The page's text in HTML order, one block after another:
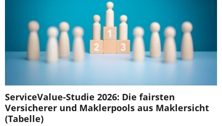
ServiceValue-Studie 2026: Die fairsten
Versicherer und Maklerpools aus Maklersicht
(Tabelle)